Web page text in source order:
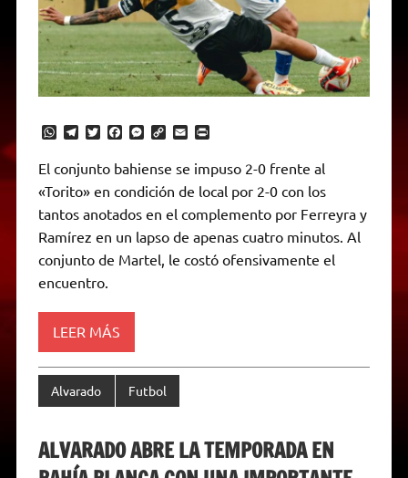
W
t
s
p
p
T
l
e
g
a
m
T
t
t
r
F
e
b
o
o
k
M
s
e
g
e
r
C
y
L
n
k
E
i
l
P
n
t
r
i
e
n
El conjunto bahiense se impuso 2-0 frente al
«Torito» en condición de local por 2-0 con los
tantos anotados en el complemento por Ferreyra y
Ramírez en un lapso de apenas cuatro minutos. Al
conjunto de Martel, le costó ofensivamente el
encuentro.
LEER MÁS
Alvarado Futbol
ALVARADO ABRE LA TEMPORADA EN